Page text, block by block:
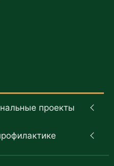
проекты